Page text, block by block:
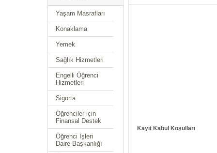
Yaşam Masrafları
Konaklama
Yemek
Sağlık Hizmetleri
Engelli Öğrenci
Hizmetleri
Sigorta
Öğrenciler için
Finansal Destek
Öğrenci İşleri
Daire Başkanlığı
Kayıt Kabul Koşulları